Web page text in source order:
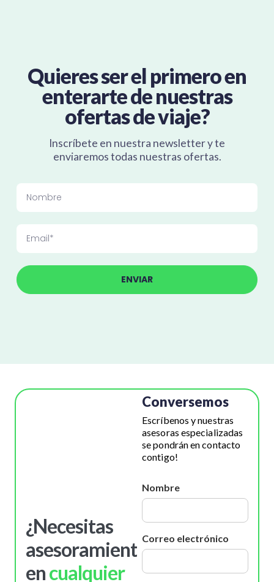
Quieres ser el primero en
enterarte de nuestras
ofertas de viaje?
Inscríbete en nuestra newsletter y te
enviaremos todas nuestras ofertas.
ENVIAR
¿Necesitas
asesoramiento
encualquier
Conversemos
Escríbenos y nuestras
asesoras especializadas
se pondrán en contacto
contigo!
Nombre
Correo electrónico